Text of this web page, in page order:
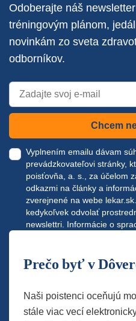
Odoberajte náš
tréningovým plánom,
novinkám zo sveta
odborníkov.
Chcem
Vyplnením emailu dávam
prevádzkovateľovi stránky,
poisťovňa, a. s., za účelom
odkazmi na články a
zverejnené na webe lekar.sk
kedykoľvek odvolať
newslettri. Informácie o
Prečo byť v
Naši poistenci oceňujú
stále viac vecí